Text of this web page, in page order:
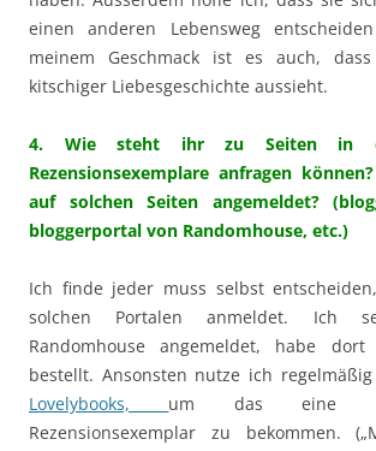
einen anderen Lebensweg
meinem Geschmack ist es auch,
kitschiger Liebesgeschichte aussieht.
4. Wie steht ihr zu Seiten in
Rezensionsexemplare anfragen
auf solchen Seiten angemeldet?
bloggerportal von Randomhouse, etc.)
Ich finde jeder muss selbst
solchen Portalen anmeldet. Ich
Randomhouse angemeldet, habe
bestellt. Ansonsten nutze ich
Lovelybooks, um das eine
Rezensionsexemplar zu bekommen.